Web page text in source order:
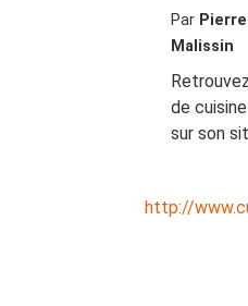
Par
Malissin
de
sur son
http://